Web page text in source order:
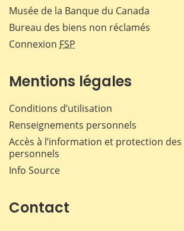
Musée de la Banque du Canada
Bureau des biens non réclamés
Connexion FSP
Mentions légales
Conditions d’utilisation
Renseignements personnels
Accès à l’information et protection
personnels
Info Source
Contact